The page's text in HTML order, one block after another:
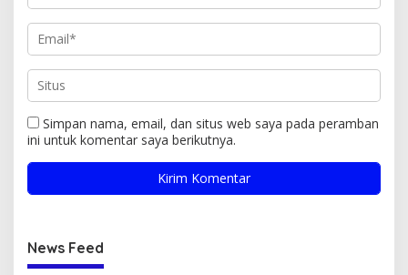
Simpan nama, email, dan situs web saya pada peramban
ini untuk komentar saya berikutnya.
News Feed